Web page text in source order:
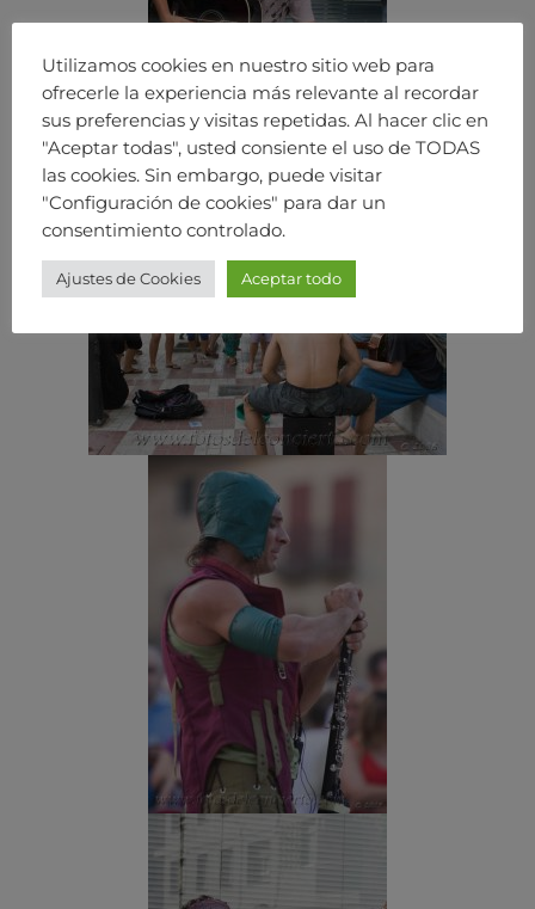
Utilizamos cookies en nuestro sitio web para
ofrecerle la experiencia más relevante al recordar
sus preferencias y visitas repetidas. Al hacer clic en
"Aceptar todas", usted consiente el uso de TODAS
las cookies. Sin embargo, puede visitar
"Configuración de cookies" para dar un
consentimiento controlado.
Ajustes de Cookies Aceptar todo